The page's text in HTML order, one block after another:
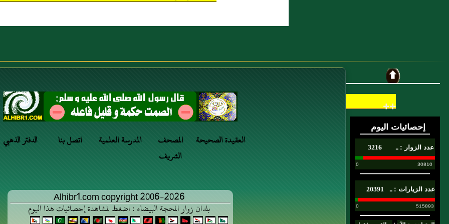
عُمَرَ بْنَ الْخَطَّابِ قَالَ لِرَجُلٍ
خَرَجَ بِجَارِيَةٍ لِامْرَأَتِهِ مَعَهُ فِي سَفَرٍ فَأَصَابَهَا
فَغَارَتِ امْرَأَتُهُ فَذَكَرَتْ ذَلِكَ لِعُمَرَ بْنِ
الْخَطَّابِ فَسَأَلَهُ عَنْ ذَلِكَ فَقَالَ وَهَبَتْهَا لِي فَقَالَ
عُمَرُ لَتَأْتِيَنِّي بِالْبَيِّنَةِ (...)
9 : عَبد الله بن الصباح المربدي العطار
10 : حميد بن أَبي حكيم
الدفتر الذهبي اتصل بنا المدرسة العلمية
المصحف
الشريف
العقيدة الصحيحة
Alhibr1.com copyright 2006-2026
بلدان زوار المحجة البيضاء : اضغط لمشاهدة إحصائيات هذا اليوم
++